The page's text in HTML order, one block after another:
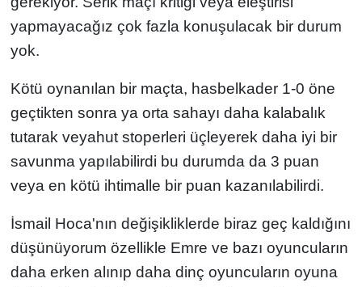
yapmayacağız çok fazla konuşulacak bir durum
yok.
Kötü oynanılan bir maçta, hasbelkader 1-0 öne
geçtikten sonra ya orta sahayı daha kalabalık
tutarak veyahut stoperleri üçleyerek daha iyi bir
savunma yapılabilirdi bu durumda da 3 puan
veya en kötü ihtimalle bir puan kazanılabilirdi.
İsmail Hoca'nın değişikliklerde biraz geç kaldığını
düşünüyorum özellikle Emre ve bazı oyuncuların
daha erken alınıp daha dinç oyuncuların oyuna